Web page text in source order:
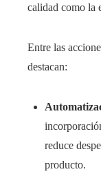
calidad como la
Entre las
destacan:
reduce
producto.